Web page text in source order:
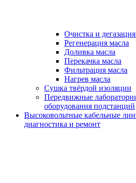
Очистка и
Регенерация масла
Доливка масла
Перекачка масла
Фильтрация масла
Нагрев масла
Сушка твёрдой изоляции
Передвижные
оборудования подстанций
Высоковольтные кабельные
диагностика и ремонт